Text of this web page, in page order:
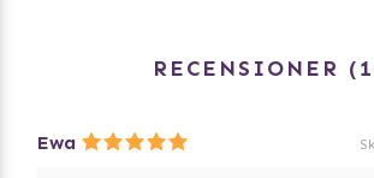
Den integrerade bädden kan dras ut på
husdjur och ägare ett avslappnat
fungerar som en skyddad plats för ditt
RECENSIONER 1
Ewa